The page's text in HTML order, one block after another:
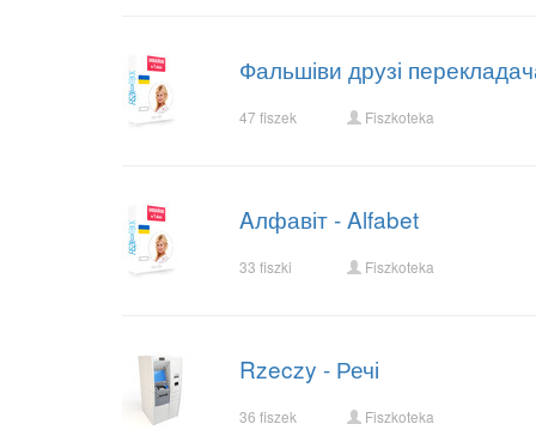
Фальшіви друзі
47 fiszek Fiszkoteka
Aлфавіт - Alfabet
33 fiszki Fiszkoteka
Rzeczy - Речі
36 fiszek Fiszkoteka